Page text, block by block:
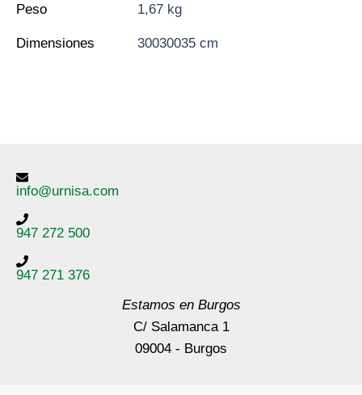
Peso 1,67 kg
Dimensiones 30030035 cm
info@urnisa.com
947 272 500
947 271 376
Estamos en Burgos
C/ Salamanca 1
09004 - Burgos